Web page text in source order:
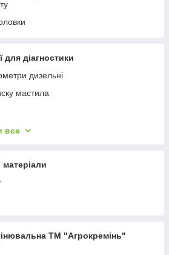
технічних рідин
для діагностики
дизельні
мастила
бензинові
все
матеріали
ТМ "Агрокремінь"